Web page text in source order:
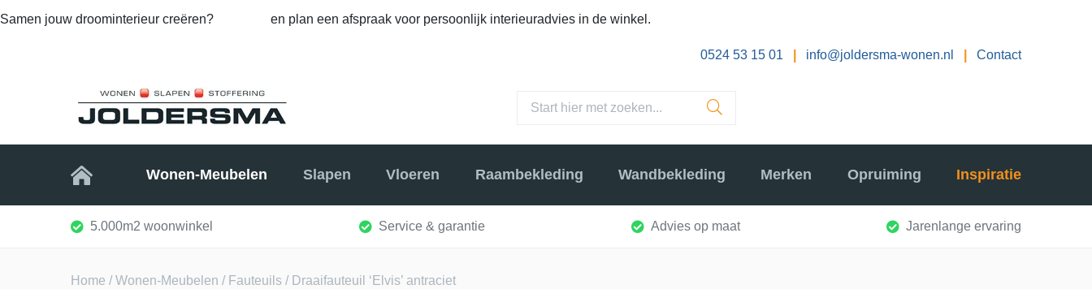
Samen jouw droominterieur creëren? en plan een afspraak voor persoonlijk interieuradvies in de winkel.
0524 53 15 01 info@joldersma-wonen.nl Contact
Home Wonen-Meubelen Slapen Vloeren Raambekleding Wandbekleding Merken Opruiming Inspiratie
5.000m2 woonwinkel Service & garantie Advies op maat Jarenlange ervaring
Home /Wonen-Meubelen / Fauteuils / Draaifauteuil ‘Elvis’ antraciet